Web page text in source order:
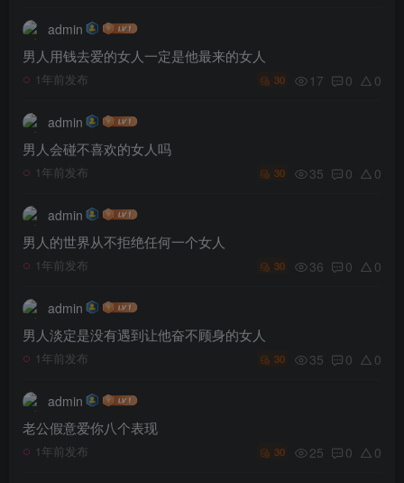
admin
男人用钱去爱的女人一定是他最来的女人
1年前发布 30 17 0 0
admin
男人会碰不喜欢的女人吗
1年前发布 30 35 0 0
admin
男人的世界从不拒绝任何一个女人
1年前发布 30 36 0 0
admin
男人淡定是没有遇到让他奋不顾身的女人
1年前发布 30 35 0 0
admin
老公假意爱你八个表现
1年前发布 30 25 0 0